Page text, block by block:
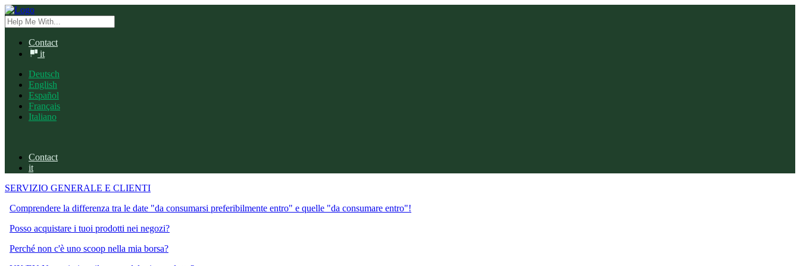
Contact
it
Deutsch
English
Español
Français
Italiano
Contact
it
SERVIZIO GENERALE E CLIENTI
Comprendere la differenza tra le date "da consumarsi preferibilmente entro" e quelle "da consumare entro"!
Posso acquistare i tuoi prodotti nei negozi?
Perché non c'è uno scoop nella mia borsa?